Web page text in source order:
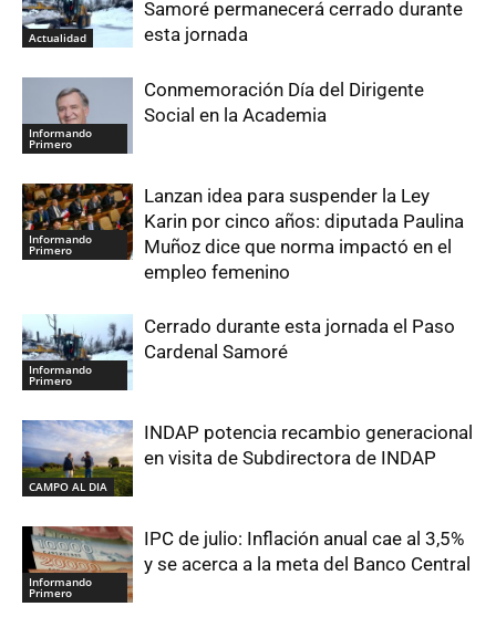
Actualidad
Samoré permanecerá cerrado durante
esta jornada
Informando
Primero
Conmemoración Día del Dirigente
Social en la Academia
Informando
Primero
Lanzan idea para suspender la Ley
Karin por cinco años: diputada Paulina
Muñoz dice que norma impactó en el
empleo femenino
Informando
Primero
Cerrado durante esta jornada el Paso
Cardenal Samoré
CAMPO AL DIA
INDAP potencia recambio generacional
en visita de Subdirectora de INDAP
Informando
Primero
IPC de julio: Inflación anual cae al 3,5%
y se acerca a la meta del Banco Central